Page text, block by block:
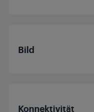
Bild
Konnektivität